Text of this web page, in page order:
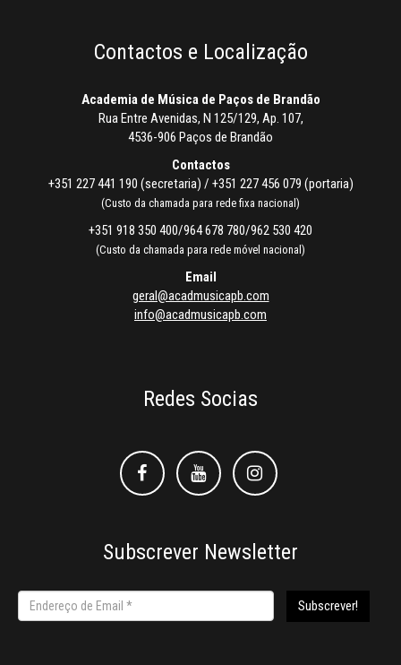
Contactos e Localização
Academia de Música de Paços de Brandão
Rua Entre Avenidas, N 125/129, Ap. 107,
4536-906 Paços de Brandão
Contactos
+351 227 441 190 (secretaria) / +351 227 456 079 (portaria)
(Custo da chamada para rede fixa nacional)
+351 918 350 400/964 678 780/962 530 420
(Custo da chamada para rede móvel nacional)
Email
geral@acadmusicapb.com
info@acadmusicapb.com
Redes Socias
FacebookFacebookInstagram
Subscrever Newsletter